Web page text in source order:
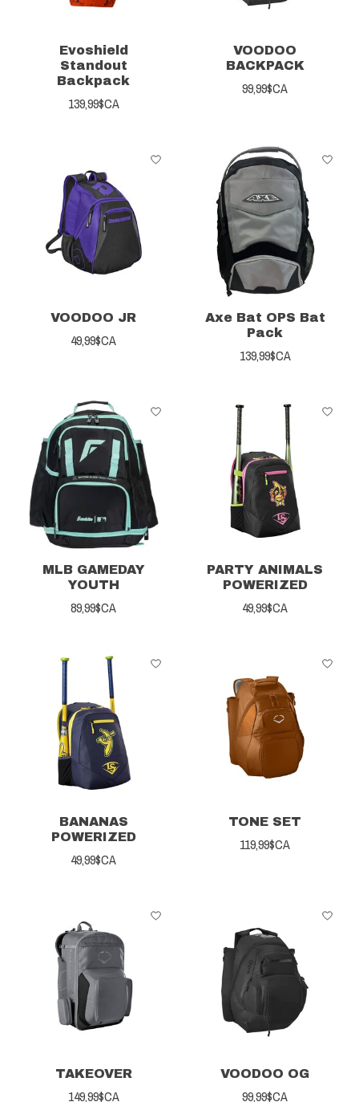
Evoshield
Standout
Backpack
139,99$CA
VOODOO
BACKPACK
99,99$CA
VOODOO JR
49,99$CA
Axe Bat OPS Bat
Pack
139,99$CA
MLB GAMEDAY
YOUTH
89,99$CA
PARTY ANIMALS
POWERIZED
49,99$CA
BANANAS
POWERIZED
49,99$CA
TONE SET
119,99$CA
TAKEOVER
149,99$CA
VOODOO OG
99,99$CA